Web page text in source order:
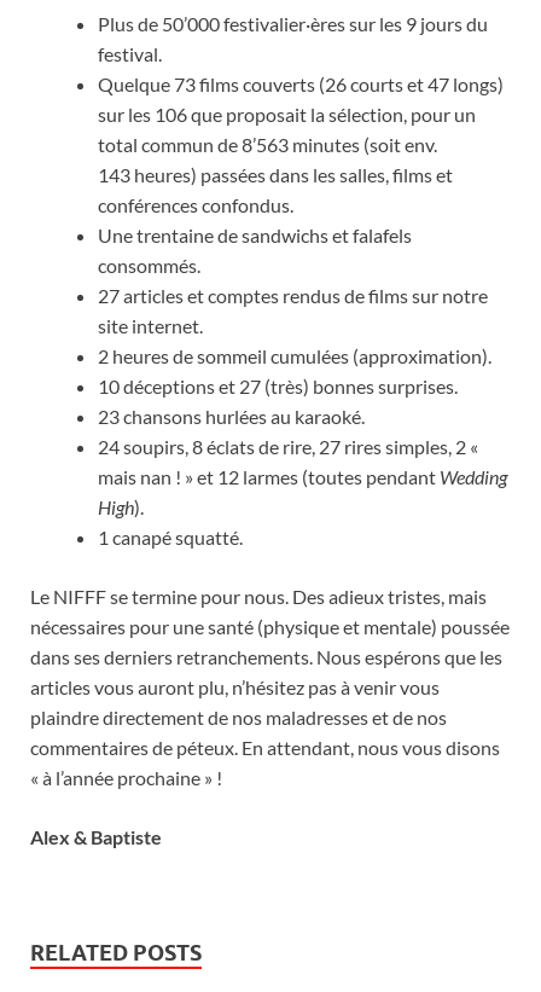
Plus de 50’000 festivalier·ères sur les 9 jours du
festival.
Quelque 73 films couverts (26 courts et 47 longs)
sur les 106 que proposait la sélection, pour un
total commun de 8’563 minutes (soit env.
143 heures) passées dans les salles, films et
conférences confondus.
Une trentaine de sandwichs et falafels
consommés.
27 articles et comptes rendus de films sur notre
site internet.
2 heures de sommeil cumulées (approximation).
10 déceptions et 27 (très) bonnes surprises.
23 chansons hurlées au karaoké.
24 soupirs, 8 éclats de rire, 27 rires simples, 2 «
mais nan ! » et 12 larmes (toutes pendant Wedding
High).
1 canapé squatté.
Le NIFFF se termine pour nous. Des adieux tristes, mais
nécessaires pour une santé (physique et mentale) poussée
dans ses derniers retranchements. Nous espérons que les
articles vous auront plu, n’hésitez pas à venir vous
plaindre directement de nos maladresses et de nos
commentaires de péteux. En attendant, nous vous disons
« à l’année prochaine » !
Alex & Baptiste
RELATED POSTS